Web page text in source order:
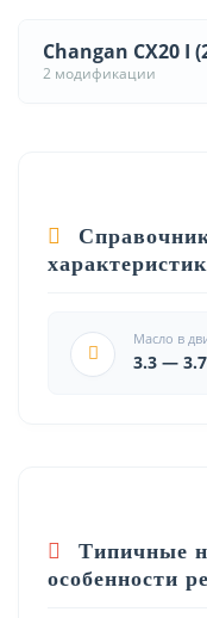
Changan CX20 I
2 модификации
Масло в
3.3 —
Типичные
особенности